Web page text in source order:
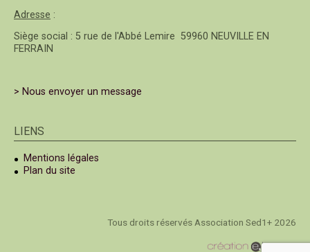
Adresse :
Siège social : 5 rue de l'Abbé Lemire 59960 NEUVILLE EN
FERRAIN
> Nous envoyer un message
LIENS
Mentions légales
Plan du site
Tous droits réservés Association Sed1+ 2026